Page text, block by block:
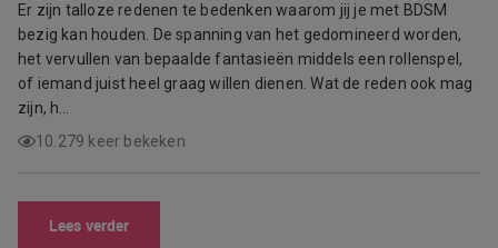
Er zijn talloze redenen te bedenken waarom jij je met BDSM
bezig kan houden. De spanning van het gedomineerd worden,
het vervullen van bepaalde fantasieën middels een rollenspel,
of iemand juist heel graag willen dienen. Wat de reden ook mag
zijn, h…
10.279 keer bekeken
Lees verder